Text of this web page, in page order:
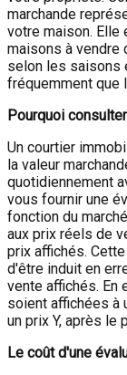
marchande
votre maison. Elle
maisons à vendre
selon les saisons
fréquemment que
Pourquoi
Un courtier
la valeur
quotidiennement
vous fournir une
fonction du
aux prix réels de
prix affichés.
d'être induit en
vente affichés. En
soient affichées à
un prix Y, après
Le coût d'une